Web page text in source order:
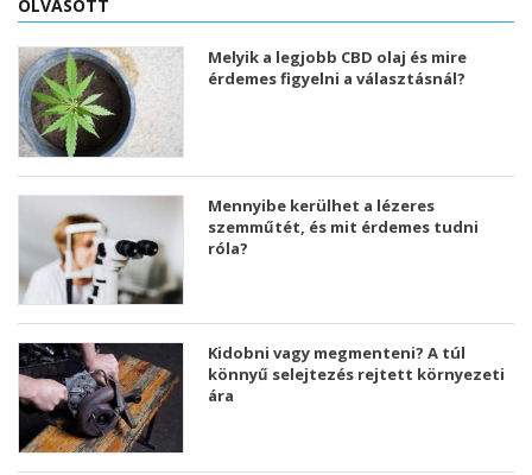
OLVASOTT
Melyik a legjobb CBD olaj és mire
érdemes figyelni a választásnál?
Mennyibe kerülhet a lézeres
szemműtét, és mit érdemes tudni
róla?
Kidobni vagy megmenteni? A túl
könnyű selejtezés rejtett környezeti
ára